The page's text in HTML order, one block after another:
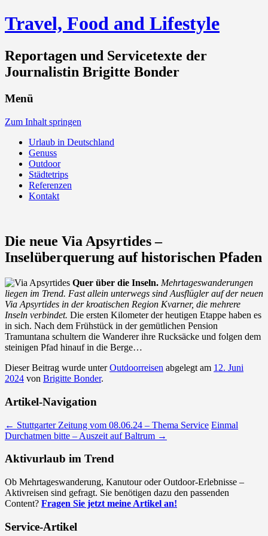
Travel, Food and Lifestyle
Reportagen und Servicetexte der
Journalistin Brigitte Bonder
Menü
Zum Inhalt springen
Urlaub in Deutschland
Genuss
Outdoor
Städtetrips
Referenzen
Kontakt
Die neue Via Apsyrtides –
Inselüberquerung auf historischen Pfaden
Quer über die Inseln. Mehrtageswanderungen
liegen im Trend. Fast allein unterwegs sind Ausflügler auf der neuen
Via Apsyrtides in der kroatischen Region Kvarner, die mehrere
Inseln verbindet. Die ersten Kilometer der heutigen Etappe haben es
in sich. Nach dem Frühstück in der gemütlichen Pension
Tramuntana schultern die Wanderer ihre Rucksäcke und folgen dem
steinigen Pfad hinauf in die Berge…
Dieser Beitrag wurde unterOutdoorreisen abgelegt am 12. Juni
2024 von Brigitte Bonder.
Artikel-Navigation
← Stuttgarter Zeitung vom 08.06.24 – Thema Service Einmal
Durchatmen bitte – Auszeit auf Baltrum →
Aktivurlaub im Trend
Ob Mehrtageswanderung, Kanutour oder Outdoor-Erlebnisse –
Aktivreisen sind gefragt. Sie benötigen dazu den passenden
Content? Fragen Sie jetzt meine Artikel an!
Service-Artikel